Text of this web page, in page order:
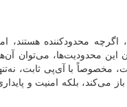
اگرچه محدودکننده هستند،
این محدودیت‌ها، می‌توان
مخصوصاً با آی‌پی ثابت،
می‌کند، بلکه امنیت و